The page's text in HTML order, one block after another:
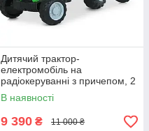
Дитячий трактор-
електромобіль на
радіокеруванні з причепом, 2
мотора35W, 1аккум12V7AH,
колесаEVA, кож.сіденье,
світло, TF
В наявності
9 390 ₴ 11 000 ₴